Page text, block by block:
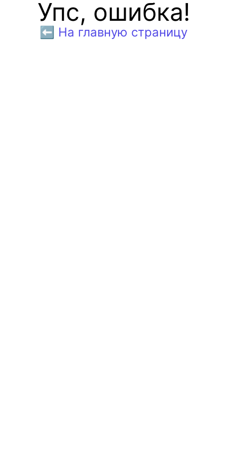
Упс, ошибка!
⬅️ На главную страницу